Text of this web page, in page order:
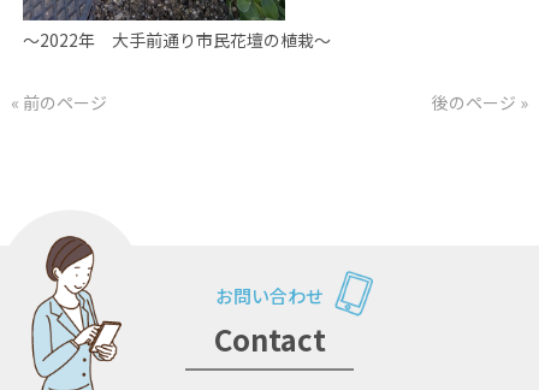
～2022年 大手前通り市民花壇の植栽～
« 前のページ 後のページ »
お問い合わせ
Contact